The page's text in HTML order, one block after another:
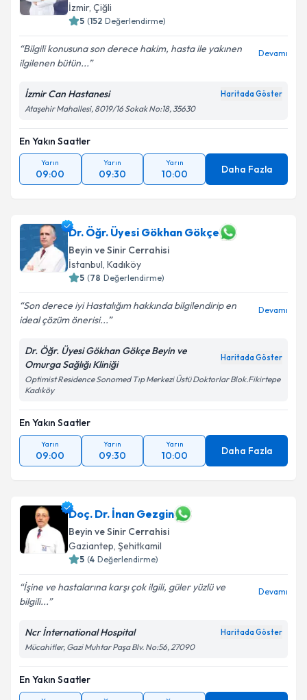
İzmir, Çiğli
5 (152 Değerlendirme)
Bilgili konusuna son derece hakim, hasta ile yakınen
ilgilenen bütün...
Devamı
İzmir Can Hastanesi Haritada Göster
Ataşehir Mahallesi, 8019/16 Sokak No:18, 35630
En Yakın Saatler
Yarın
09:00
Yarın
09:30
Yarın
10:00 Daha Fazla
Dr. Öğr. Üyesi Gökhan Gökçe
Beyin ve Sinir Cerrahisi
İstanbul, Kadıköy
5 (78 Değerlendirme)
Son derece iyi Hastalığım hakkında bilgilendirip en
ideal çözüm önerisi...
Devamı
Dr. Öğr. Üyesi Gökhan Gökçe Beyin ve
Omurga Sağlığı Kliniği
Haritada Göster
Optimist Residence Sonomed Tıp Merkezi Üstü Doktorlar Blok.Fikirtepe
Kadıköy
En Yakın Saatler
Yarın
09:00
Yarın
09:30
Yarın
10:00 Daha Fazla
Doç. Dr. İnan Gezgin
Beyin ve Sinir Cerrahisi
Gaziantep, Şehitkamil
5 (4 Değerlendirme)
İşine ve hastalarına karşı çok ilgili, güler yüzlü ve
bilgili...
Devamı
Ncr İnternational Hospital Haritada Göster
Mücahitler, Gazi Muhtar Paşa Blv. No:56, 27090
En Yakın Saatler